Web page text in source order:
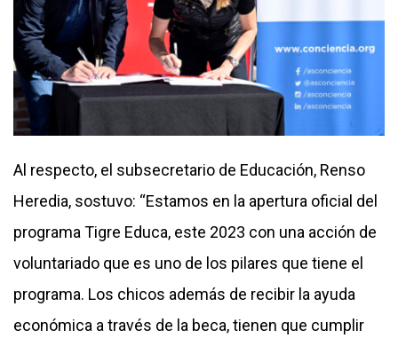
Al respecto, el subsecretario de Educación, Renso
Heredia, sostuvo: “Estamos en la apertura oficial del
programa Tigre Educa, este 2023 con una acción de
voluntariado que es uno de los pilares que tiene el
programa. Los chicos además de recibir la ayuda
económica a través de la beca, tienen que cumplir